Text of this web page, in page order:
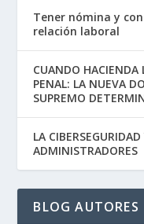
Tener nómina y
relación laboral
CUANDO HACIENDA
PENAL: LA NUEVA
SUPREMO
LA
ADMINISTRADORES
BLOG AUTORES